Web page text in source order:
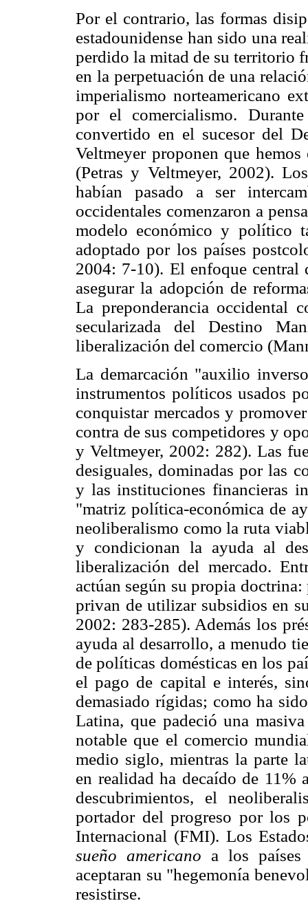
Por el contrario, las formas
estadounidense han sido una
perdido la mitad de su territorio
en la perpetuación de una
imperialismo norteamericano
por el comercialismo.
convertido en el sucesor del
Veltmeyer proponen que
(Petras y Veltmeyer, 2002).
habían pasado a ser
occidentales comenzaron a
modelo económico y político
adoptado por los países
2004: 7-10). El enfoque central
asegurar la adopción de
La preponderancia occidental
secularizada del Destino
liberalización del comercio
La demarcación "auxilio
instrumentos políticos usados
conquistar mercados y
contra de sus competidores y
y Veltmeyer, 2002: 282). Las
desiguales, dominadas por las
y las instituciones financieras
"matriz política-económica de
neoliberalismo como la ruta
y condicionan la ayuda al
liberalización del mercado.
actúan según su propia
privan de utilizar subsidios en
2002: 283-285). Además los
ayuda al desarrollo, a menudo
de políticas domésticas en los
el pago de capital e interés,
demasiado rígidas; como ha
Latina, que padeció una
notable que el comercio
medio siglo, mientras la parte
en realidad ha decaído de 11%
descubrimientos, el
portador del progreso por los
Internacional (FMI). Los
sueño americano a los países
aceptaran su "hegemonía
resistirse.